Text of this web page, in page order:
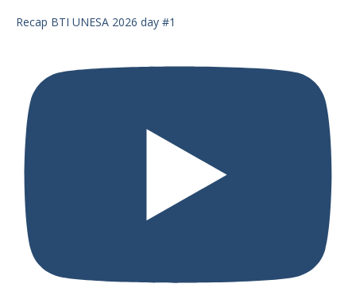
Recap BTI UNESA 2026 day #1